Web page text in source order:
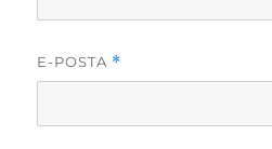
E-POSTA *